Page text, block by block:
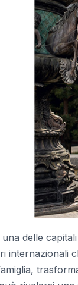
delle
internazionali